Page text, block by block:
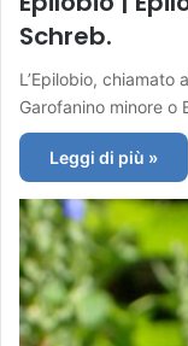
Schreb.
L’Epilobio,
Garofanino minore o
Leggi di più »